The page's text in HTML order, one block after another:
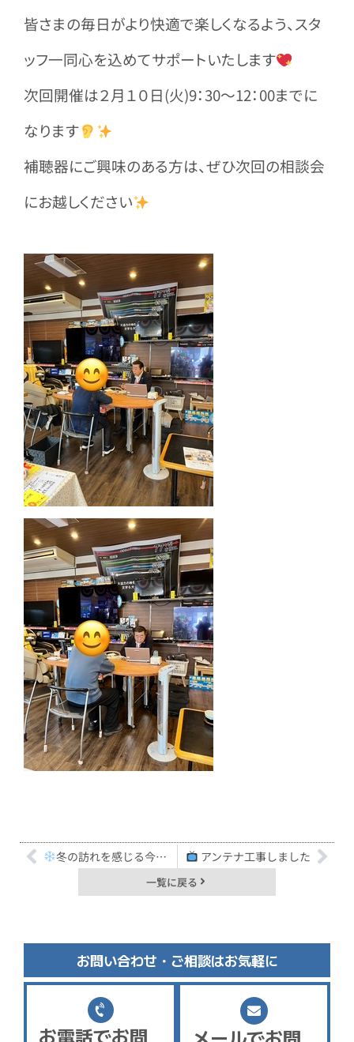
皆さまの毎日がより快適で楽しくなるよう、スタ
ッフ一同心を込めてサポートいたします
次回開催は２月１０日(火)9：30～12：00までに
なります
補聴器にご興味のある方は、ぜひ次回の相談会
にお越しください
冬の訪れを感じる今日この頃 アンテナ工事しました
一覧に戻る
お問い合わせ・ご相談はお気軽に
お電話でお問